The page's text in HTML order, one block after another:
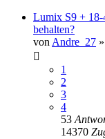
Lumix S9 +
behalten?
von Andre_27
1
2
3
4
53
14370